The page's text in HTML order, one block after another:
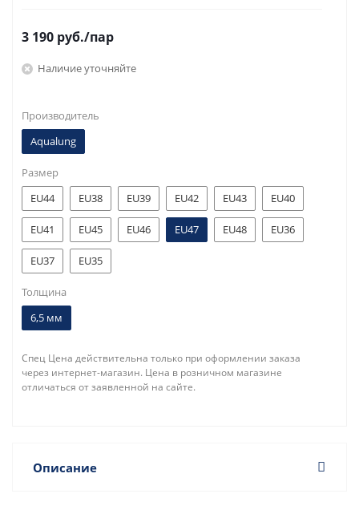
3 190 руб./пар
Наличие уточняйте
Производитель
Aqualung
Размер
EU44
EU38 EU39 EU42 EU43 EU40
EU41 EU45 EU46 EU47 EU48 EU36
EU37 EU35
Толщина
6,5 мм
Спец Цена действительна только при оформлении заказа
через интернет-магазин. Цена в розничном магазине
отличаться от заявленной на сайте.
Описание